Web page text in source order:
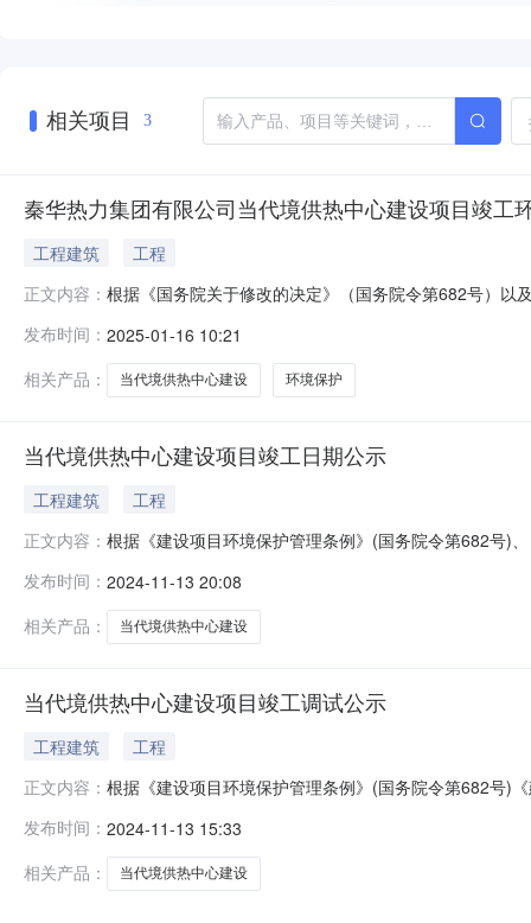
相关项目 3
秦华热力集团有限公司当代境供热中心建设项目竣工
工程建筑
工程
正文内容： 根据《国务院关于修改的决定》（国务院令第682号）以
1：验收报告.pdf1.2MB,下载次数0附件2：验收意见
发布时间： 2025-01-16 10:21
相关产品：
当代境供热中心建设 环境保护
当代境供热中心建设项目竣工日期公示
工程建筑
工程
正文内容： 根据《建设项目环境保护管理条例》(国务院令第682号)
意见。我单位(公司)承诺对公示时间的真实性负责，并
发布时间： 2024-11-13 20:08
相关产品：
当代境供热中心建设
当代境供热中心建设项目竣工调试公示
工程建筑
工程
正文内容： 根据《建设项目环境保护管理条例》(国务院令第682号)
发布时间： 2024-11-13 15:33
相关产品：
当代境供热中心建设